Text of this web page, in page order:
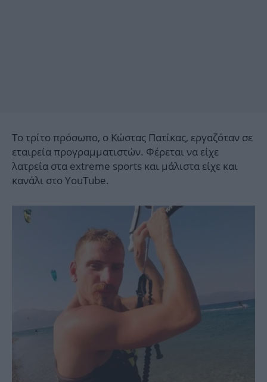
Το τρίτο πρόσωπο, ο Κώστας Πατίκας, εργαζόταν σε
εταιρεία προγραμματιστών. Φέρεται να είχε
λατρεία στα extreme sports και μάλιστα είχε και
κανάλι στο YouTube.